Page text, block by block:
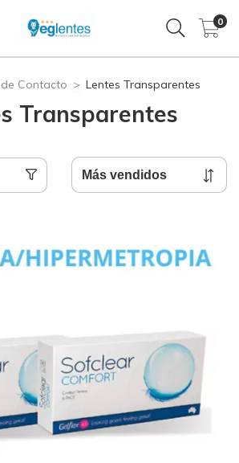
0
Contacto > Lentes Transparentes
Transparentes